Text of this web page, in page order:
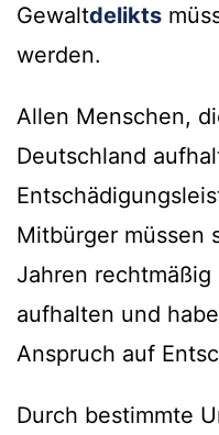
Gewaltdelikts
werden.
Allen Menschen,
Deutschland
Mitbürger müssen
Jahren
aufhalten und
Anspruch auf
Durch bestimmte